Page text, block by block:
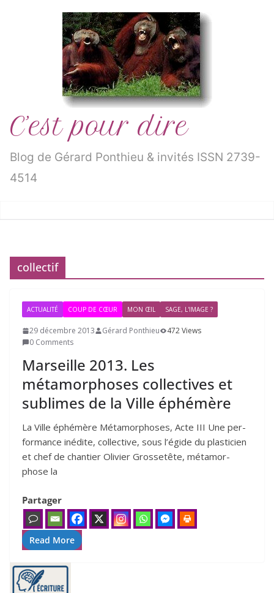
C’est pour dire
Blog de Gérard Ponthieu & invités ISSN 2739-
4514
collectif
ACTUALITÉ COUP DE CŒUR MON ŒIL SAGE, L'IMAGE ?
29 décembre 2013 Gérard Ponthieu
472 Views
0 Comments
Marseille 2013. Les
métamorphoses collectives et
sublimes de la Ville éphémère
La Ville éphé­mère Métamorphoses, Acte III Une per­
for­mance inédite, col­lec­tive, sous l’é­gide du plas­ti­cien
et chef de chan­tier Olivier Grossetête, méta­mor­
phose la
Partager
Read More